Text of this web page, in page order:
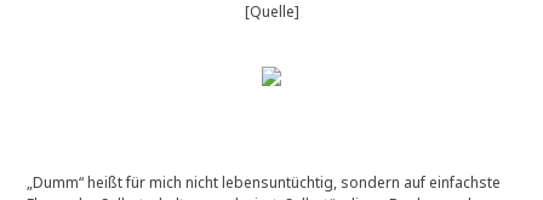
[Quelle]
„Dumm“ heißt für mich nicht lebensuntüchtig, sondern auf einfachste